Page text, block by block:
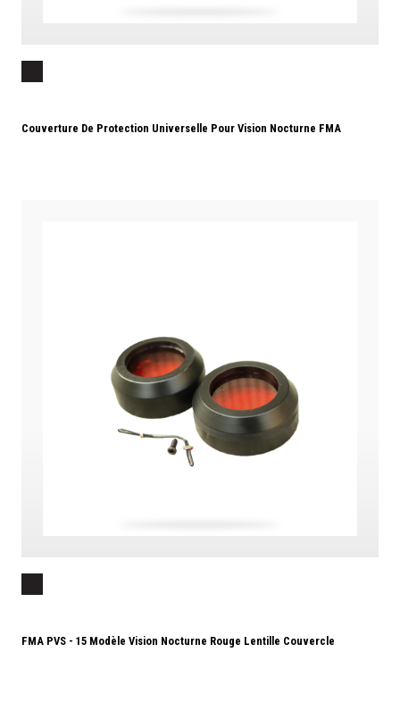
Couverture De Protection Universelle Pour Vision Nocturne FMA
FMA PVS - 15 Modèle Vision Nocturne Rouge Lentille Couvercle